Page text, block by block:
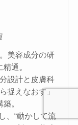
美容成分の研
通。
設計と皮膚科
捉えなおす」
。
、“動かして流